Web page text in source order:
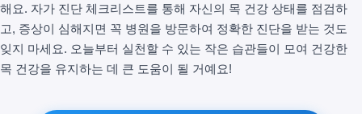
해요. 자가 진단 체크리스트를 통해 자신의 목 건강 상태를 점검하
고, 증상이 심해지면 꼭 병원을 방문하여 정확한 진단을 받는 것도
잊지 마세요. 오늘부터 실천할 수 있는 작은 습관들이 모여 건강한
목 건강을 유지하는 데 큰 도움이 될 거예요!